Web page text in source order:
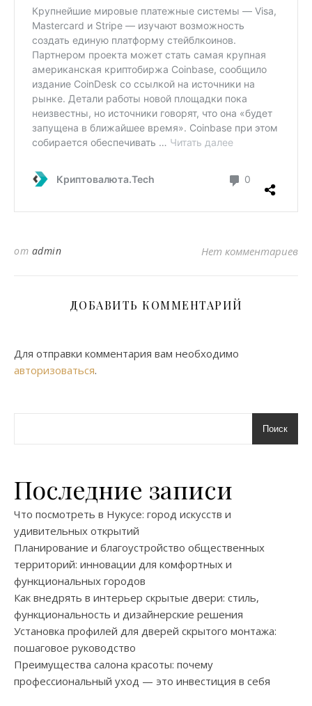
от admin Нет комментариев
ДОБАВИТЬ КОММЕНТАРИЙ
Для отправки комментария вам необходимо
авторизоваться.
Поиск
Последние записи
Что посмотреть в Нукусе: город искусств и
удивительных открытий
Планирование и благоустройство общественных
территорий: инновации для комфортных и
функциональных городов
Как внедрять в интерьер скрытые двери: стиль,
функциональность и дизайнерские решения
Установка профилей для дверей скрытого монтажа:
пошаговое руководство
Преимущества салона красоты: почему
профессиональный уход — это инвестиция в себя